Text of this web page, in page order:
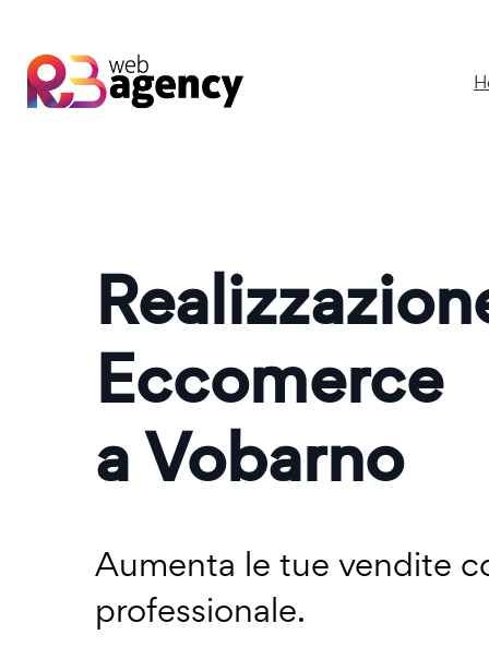
Eccomerce
a Vobarno
Aumenta le tue vendite
professionale.